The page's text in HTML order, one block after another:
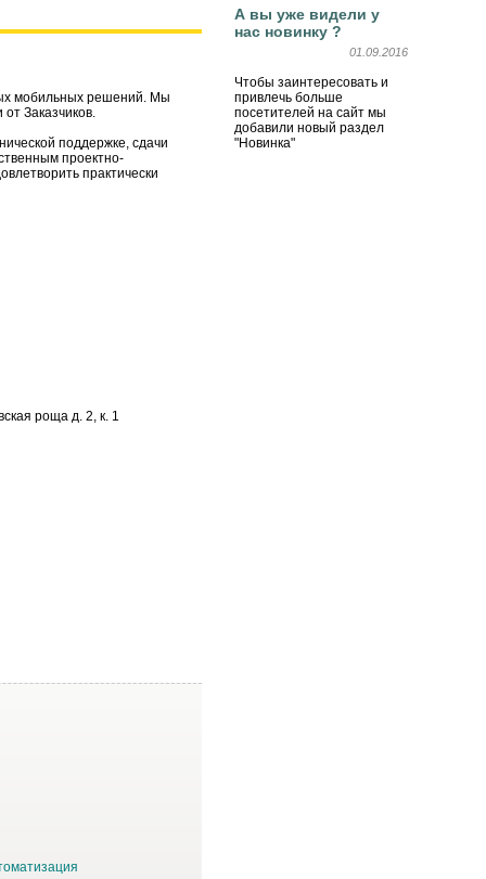
мобильных решений. Мы
Заказчиков.
поддержке, сдачи
проектно-
практически
роща д. 2, к. 1
А вы уже видели у
нас новинку ?
01.09.2016
Чтобы заинтересовать и
привлечь больше
посетителей на сайт мы
добавили новый раздел
"Новинка"